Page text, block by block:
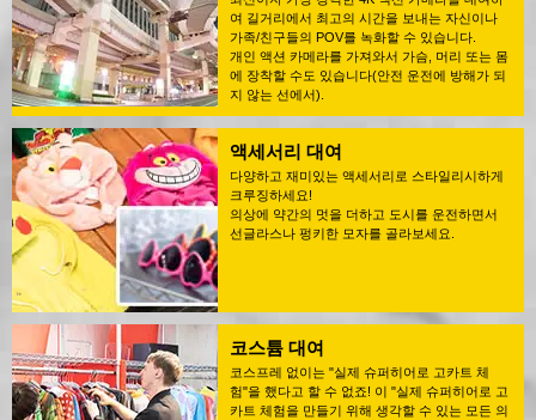
여 길거리에서 최고의 시간을 보내는 자신이나
가족/친구들의 POV를 녹화할 수 있습니다.
개인 액션 카메라를 가져와서 가슴, 머리 또는 몸
에 장착할 수도 있습니다(안전 운전에 방해가 되
지 않는 선에서).
액세서리 대여
다양하고 재미있는 액세서리로 스타일리시하게
크루징하세요!
의상에 약간의 멋을 더하고 도시를 운전하면서
선글라스나 펑키한 모자를 골라보세요.
코스튬 대여
코스프레 없이는 "실제 슈퍼히어로 고카트 체
험"을 했다고 할 수 없죠! 이 "실제 슈퍼히어로 고
카트 체험을 만들기 위해 생각할 수 있는 모든 의